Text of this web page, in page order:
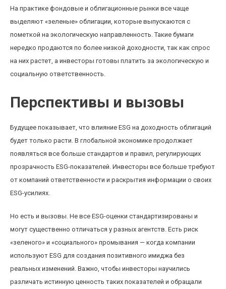
На практике фондовые и облигационные рынки все чаще
выделяют «зеленые» облигации, которые выпускаются с
пометкой на экологическую направленность. Такие бумаги
нередко продаются по более низкой доходности, так как спрос
на них растет, а инвесторы готовы платить за экологическую и
социальную ответственность.
Перспективы и вызовы
Будущее показывает, что влияние ESG на доходность облигаций
будет только расти. В глобальной экономике продолжает
появляться все больше стандартов и правил, регулирующих
прозрачность ESG-показателей. Инвесторы все больше требуют
от компаний ответственности и раскрытия информации о своих
ESG-усилиях.
Но есть и вызовы. Не все ESG-оценки стандартизированы и
могут существенно отличаться у разных агентств. Есть риск
«зеленого» и «социального» промывания — когда компании
используют ESG для создания позитивного имиджа без
реальных изменений. Важно, чтобы инвесторы научились
различать истинную ценность таких показателей и обращали